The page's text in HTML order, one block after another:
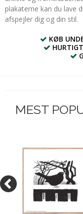
plakaterne kan du lave
afspejler dig og din stil.
KØB
MEST